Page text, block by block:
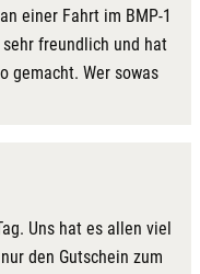
einer Fahrt im BMP-1
freundlich und hat
gemacht. Wer sowas
Uns hat es allen viel
den Gutschein zum